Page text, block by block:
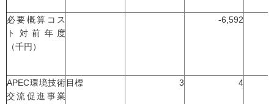
必要概算コス
ト対前年度
（千円）
-6,592
APEC環境技術
交流促進事業
目標 3 4